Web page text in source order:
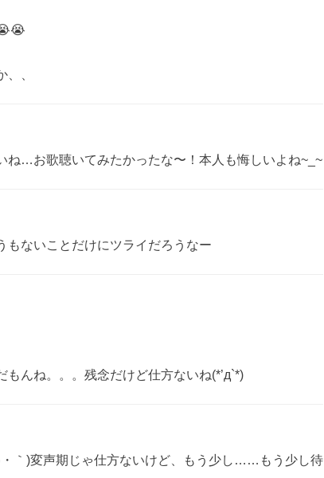
、
ね…お歌聴いてみたかったな〜！本人も悔しいよね~_~
ないことだけにツライだろうなー
んね。。。残念だけど仕方ないね(*’д`*)
・｀)変声期じゃ仕方ないけど、もう少し……もう少し待